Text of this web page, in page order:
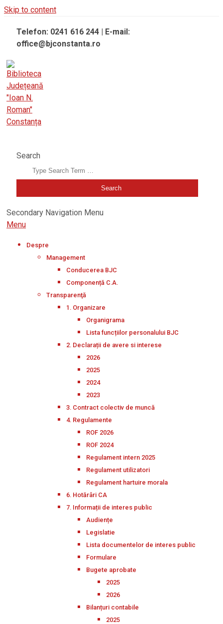
Skip to content
Telefon: 0241 616 244 | E-mail:
office@bjconstanta.ro
Search
Secondary Navigation Menu
Menu
Despre
Management
Conducerea BJC
Componență C.A.
Transparenţă
1. Organizare
Organigrama
Lista funcțiilor personalului BJC
2. Declarații de avere si interese
2026
2025
2024
2023
3. Contract colectiv de muncă
4. Regulamente
ROF 2026
ROF 2024
Regulament intern 2025
Regulament utilizatori
Regulament hartuire morala
6. Hotărâri CA
7. Informații de interes public
Audiențe
Legislatie
Lista documentelor de interes public
Formulare
Bugete aprobate
2025
2026
Bilanțuri contabile
2025